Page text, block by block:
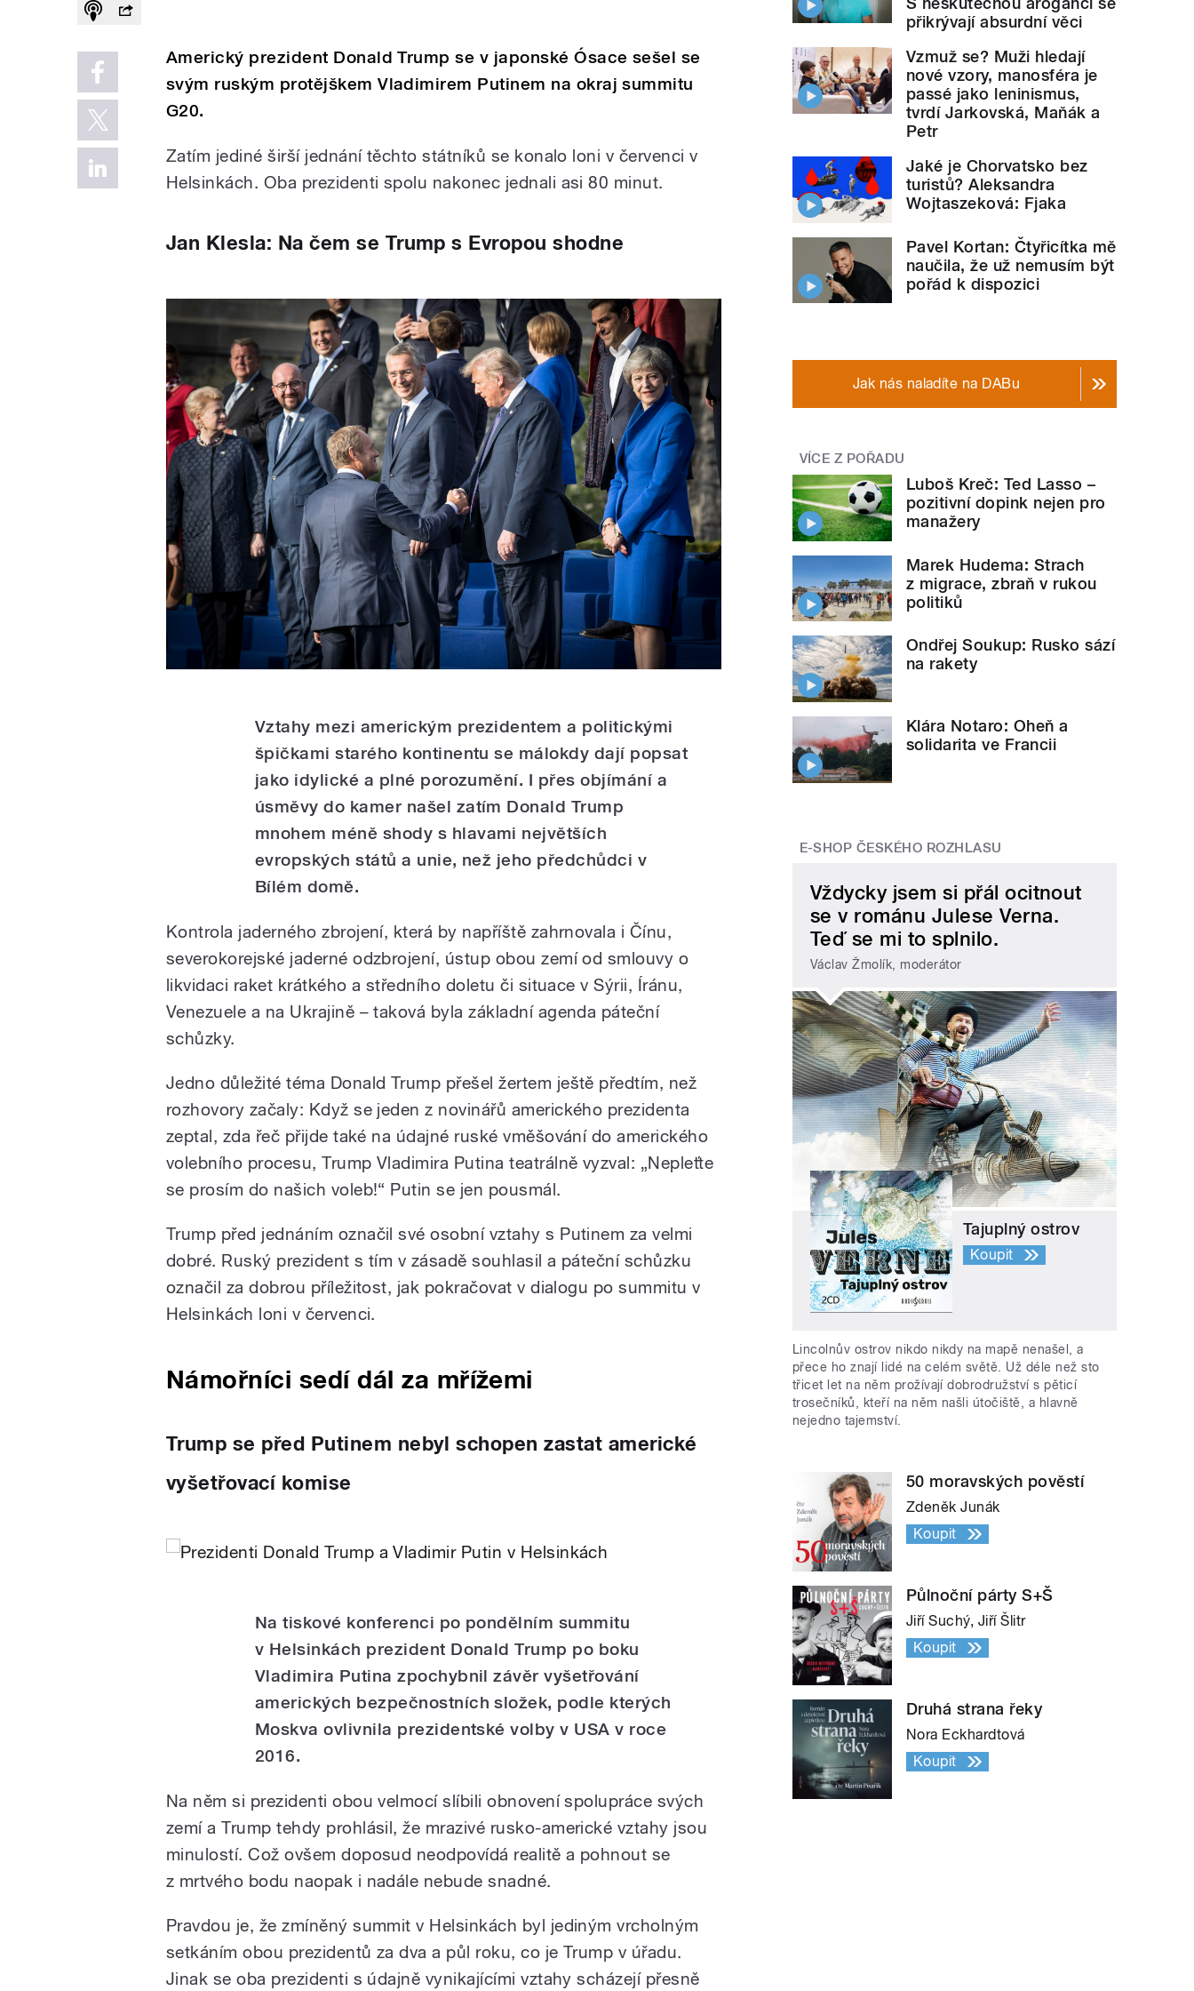
Americký prezident Donald Trump se v japonské Ósace sešel se
svým ruským protějškem Vladimirem Putinem na okraj summitu
G20.
Zatím jediné širší jednání těchto státníků se konalo loni v červenci v
Helsinkách. Oba prezidenti spolu nakonec jednali asi 80 minut.
Jan Klesla: Na čem se Trump s Evropou shodne
Vztahy mezi americkým prezidentem a politickými
špičkami starého kontinentu se málokdy dají popsat
jako idylické a plné porozumění. I přes objímání a
úsměvy do kamer našel zatím Donald Trump
mnohem méně shody s hlavami největších
evropských států a unie, než jeho předchůdci v
Bílém domě.
Kontrola jaderného zbrojení, která by napříště zahrnovala i Čínu,
severokorejské jaderné odzbrojení, ústup obou zemí od smlouvy o
likvidaci raket krátkého a středního doletu či situace v Sýrii, Íránu,
Venezuele a na Ukrajině – taková byla základní agenda páteční
schůzky.
Jedno důležité téma Donald Trump přešel žertem ještě předtím, než
rozhovory začaly: Když se jeden z novinářů amerického prezidenta
zeptal, zda řeč přijde také na údajné ruské vměšování do amerického
volebního procesu, Trump Vladimira Putina teatrálně vyzval: „Nepleťte
se prosím do našich voleb!“ Putin se jen pousmál.
Trump před jednáním označil své osobní vztahy s Putinem za velmi
dobré. Ruský prezident s tím v zásadě souhlasil a páteční schůzku
označil za dobrou příležitost, jak pokračovat v dialogu po summitu v
Helsinkách loni v červenci.
Námořníci sedí dál za mřížemi
Trump se před Putinem nebyl schopen zastat americké
vyšetřovací komise
Na tiskové konferenci po pondělním summitu
v Helsinkách prezident Donald Trump po boku
Vladimira Putina zpochybnil závěr vyšetřování
amerických bezpečnostních složek, podle kterých
Moskva ovlivnila prezidentské volby v USA v roce
2016.
Na něm si prezidenti obou velmocí slíbili obnovení spolupráce svých
zemí a Trump tehdy prohlásil, že mrazivé rusko-americké vztahy jsou
minulostí. Což ovšem doposud neodpovídá realitě a pohnout se
z mrtvého bodu naopak i nadále nebude snadné.
Pravdou je, že zmíněný summit v Helsinkách byl jediným vrcholným
setkáním obou prezidentů za dva a půl roku, co je Trump v úřadu.
Jinak se oba prezidenti s údajně vynikajícími vztahy scházejí přesně
přikrývají absurdní věci
Vzmuž se? Muži hledají
nové vzory, manosféra je
passé jako leninismus,
tvrdí Jarkovská, Maňák a
Petr
Jaké je Chorvatsko bez
turistů? Aleksandra
Wojtaszeková: Fjaka
Pavel Kortan: Čtyřicítka mě
naučila, že už nemusím být
pořád k dispozici
Jak nás naladíte na DABu
VÍCE Z POŘADU
Luboš Kreč: Ted Lasso –
pozitivní dopink nejen pro
manažery
Marek Hudema: Strach
z migrace, zbraň v rukou
politiků
Ondřej Soukup: Rusko sází
na rakety
Klára Notaro: Oheň a
solidarita ve Francii
E-SHOP ČESKÉHO ROZHLASU
Vždycky jsem si přál ocitnout
se v románu Julese Verna.
Teď se mi to splnilo.
Václav Žmolík, moderátor
Tajuplný ostrov
Koupit
Lincolnův ostrov nikdo nikdy na mapě nenašel, a
přece ho znají lidé na celém světě. Už déle než sto
třicet let na něm prožívají dobrodružství s pěticí
trosečníků, kteří na něm našli útočiště, a hlavně
nejedno tajemství.
50 moravských pověstí
Zdeněk Junák
Koupit
Půlnoční párty S+Š
Jiří Suchý, Jiří Šlitr
Koupit
Druhá strana řeky
Nora Eckhardtová
Koupit